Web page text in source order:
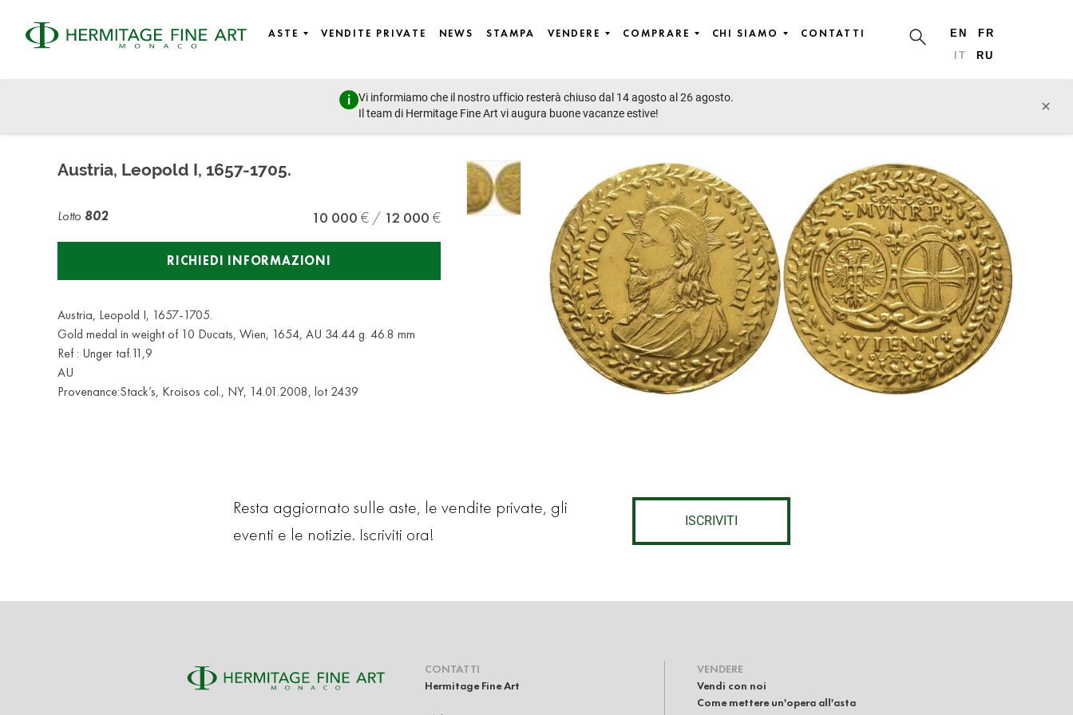
ASTE VENDITE PRIVATE NEWS STAMPA VENDERE COMPRARE CHI SIAMO CONTATTI EN
FR
IT
RU
Vi informiamo che il nostro ufficio resterà chiuso dal 14 agosto al 26 agosto.
Il team di Hermitage Fine Art vi augura buone vacanze estive!
×
Austria, Leopold I, 1657-1705.
Lotto 802 10 000 12 000
RICHIEDI INFORMAZIONI
Austria, Leopold I, 1657-1705.
Gold medal in weight of 10 Ducats, Wien, 1654, AU 34.44 g. 46.8 mm
Ref : Unger taf.11,9
AU
Provenance:Stack’s, Kroisos col., NY, 14.01.2008, lot 2439
Resta aggiornato sulle aste, le vendite private, gli
eventi e le notizie. Iscriviti ora!
ISCRIVITI
CONTATTI
Hermitage Fine Art
VENDERE
Vendi con noi
Come mettere un'opera all'asta